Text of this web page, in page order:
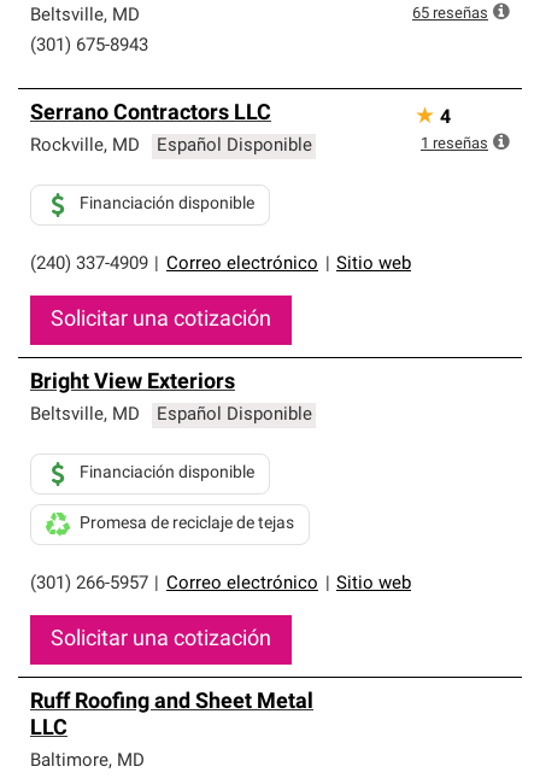
Beltsville, MD
(301) 675-8943
65 reseñas
Serrano Contractors LLC
Rockville, MD Español Disponible
(240) 337-4909 Correo electrónico Sitio web
Financiación disponible
Solicitar una cotización
★ 4
1 reseñas
Bright View Exteriors
Beltsville, MD Español Disponible
(301) 266-5957 Correo electrónico Sitio web
Financiación disponible
Promesa de reciclaje de tejas
Solicitar una cotización
Ruff Roofing and Sheet Metal
LLC
Baltimore, MD